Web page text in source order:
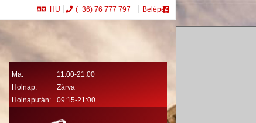
HU (+36) 76 777 797 Belépés
Ma:
11:00-21:00
Holnap:
Zárva
Holnapután:
09:15-21:00